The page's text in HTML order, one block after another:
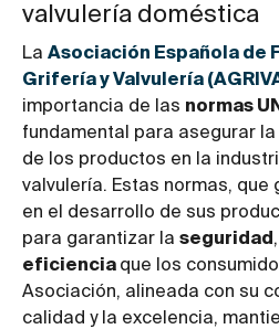
valvulería doméstica
La Asociación Española de
Grifería y Valvulería
importancia de las normas
fundamental para asegurar la
de los productos en la
valvulería. Estas normas, que
en el desarrollo de sus
para garantizar la seguridad ,
eficiencia que los
Asociación, alineada con su
calidad y la excelencia,